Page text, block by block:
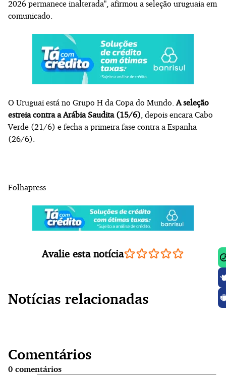
2026 permanece inalterada", afirmou a seleção uruguaia em
comunicado.
O Uruguai está no Grupo H da Copa do Mundo. A seleção
estreia contra a Arábia Saudita (15/6), depois encara Cabo
Verde (21/6) e fecha a primeira fase contra a Espanha
(26/6).
Folhapress
Avalie esta notícia
Notícias relacionadas
Comentários
0 comentários